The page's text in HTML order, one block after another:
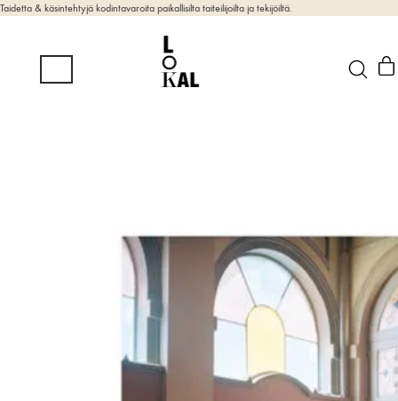
Taidetta & käsintehtyjä kodintavaroita paikallisilta taiteilijoilta ja tekijöiltä.